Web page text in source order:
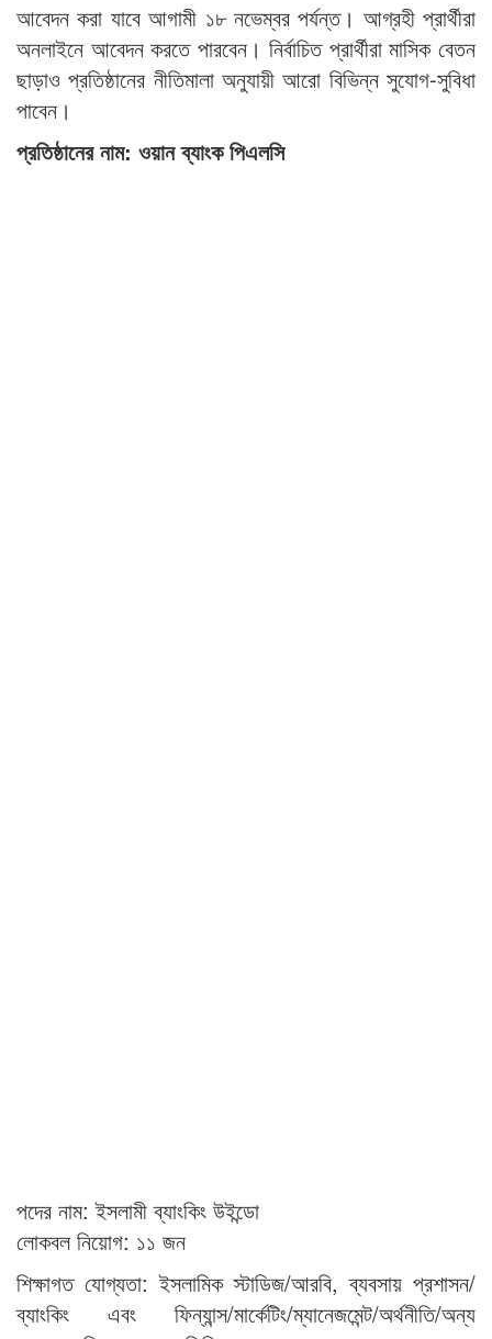
আবেদন করা যাবে আগামী ১৮ নভেম্বর পর্যন্ত। আগ্রহী প্রার্থীরা
অনলাইনে আবেদন করতে পারবেন। নির্বাচিত প্রার্থীরা মাসিক বেতন
ছাড়াও প্রতিষ্ঠানের নীতিমালা অনুযায়ী আরো বিভিন্ন সুযোগ-সুবিধা
পাবেন।
প্রতিষ্ঠানের নাম: ওয়ান ব্যাংক পিএলসি
পদের নাম: ইসলামী ব্যাংকিং উইন্ডো
লোকবল নিয়োগ: ১১ জন
শিক্ষাগত যোগ্যতা: ইসলামিক স্টাডিজ/আরবি, ব্যবসায় প্রশাসন/
ব্যাংকিং এবং ফিন্যান্স/মার্কেটিং/ম্যানেজমেন্ট/অর্থনীতি/অন্য